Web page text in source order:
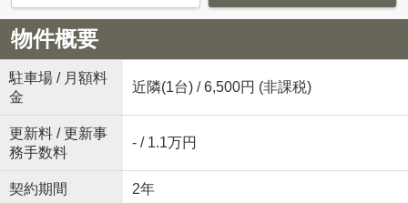
物件概要
駐車場 / 月額料
金
近隣(1台) / 6,500円 (非課税)
更新料 / 更新事
務手数料
- / 1.1万円
契約期間 2年